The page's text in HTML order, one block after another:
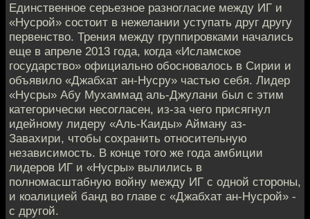
Единственное серьезное разногласие между ИГ и
«Нусрой» состоит в нежелании уступать друг другу
первенство. Трения между группировками начались
еще в апреле 2013 года, когда «Исламское
государство» официально обосновалось в Сирии и
объявило «Джабхат ан-Нусру» частью себя. Лидер
«Нусры» Абу Мухаммад аль-Джулани был с этим
категорически несогласен, из-за чего присягнул
идейному лидеру «Аль-Каиды» Айману аз-
Завахири, чтобы сохранить относительную
независимость. В конце того же года амбиции
лидеров ИГ и «Нусры» вылились в
полномасштабную войну между ИГ с одной стороны,
и коалицией банд во главе с «Джабхат ан-Нусрой» -
с другой.